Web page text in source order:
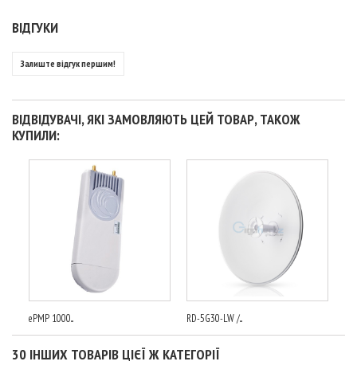
ВІДГУКИ
Залиште відгук першим!
ВІДВІДУВАЧІ, ЯКІ ЗАМОВЛЯЮТЬ ЦЕЙ ТОВАР, ТАКОЖ
КУПИЛИ:
ePMP 1000... RD-5G30-LW /...
30 ІНШИХ ТОВАРІВ ЦІЄЇ Ж КАТЕГОРІЇ